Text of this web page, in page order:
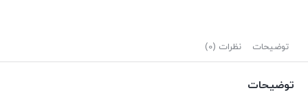
توضیحات نظرات (0)
توضیحات